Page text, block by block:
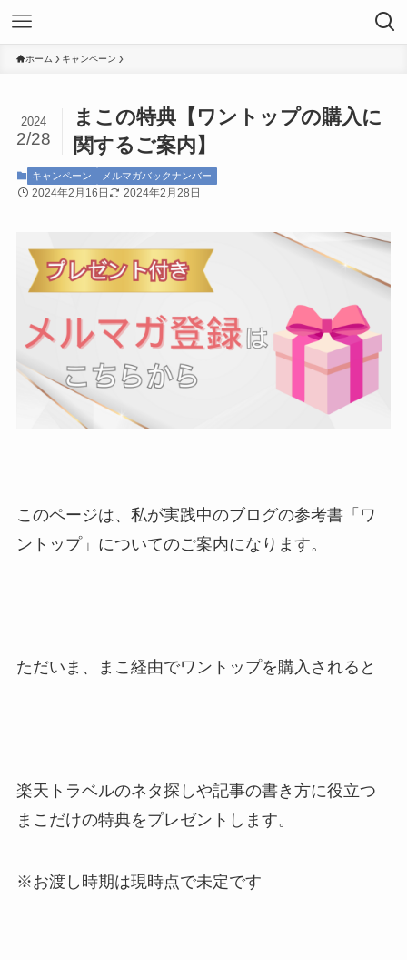
ホーム キャンペーン
まこの特典【ワントップの購入に
関するご案内】
2024
2/28
キャンペーン メルマガバックナンバー
2024年2月16日 2024年2月28日
このページは、私が実践中のブログの参考書「ワ
ントップ」についてのご案内になります。
ただいま、まこ経由でワントップを購入されると
楽天トラベルのネタ探しや記事の書き方に役立つ
まこだけの特典をプレゼントします。
※お渡し時期は現時点で未定です